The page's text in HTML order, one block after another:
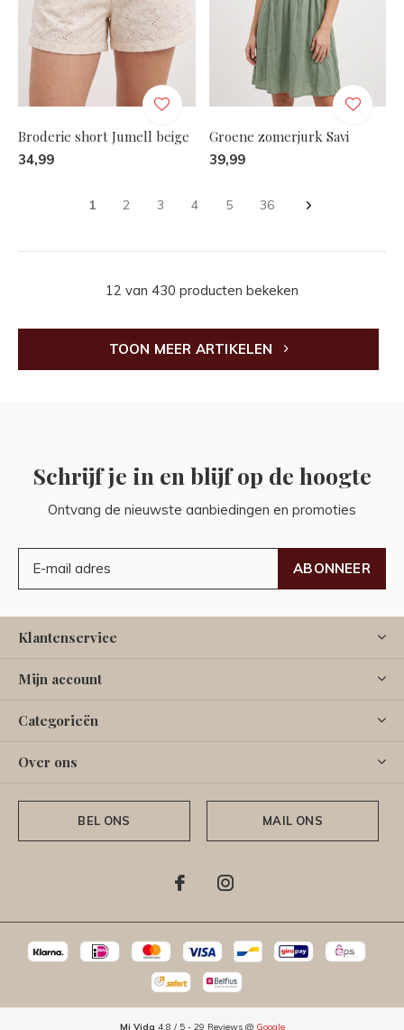
Broderie short Jumell beige
34,99
Groene zomerjurk Savi
39,99
1 2 3 4 5 36
12 van 430 producten bekeken
TOON MEER ARTIKELEN
Schrijf je in en blijf op de hoogte
Ontvang de nieuwste aanbiedingen en promoties
ABONNEER
Klantenservice
Mijn account
Categorieën
Over ons
BEL ONS MAIL ONS
Mi Vida 4.8 / 5- 29 Reviews @ Google